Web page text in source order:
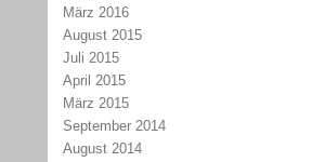
März 2016
August 2015
Juli 2015
April 2015
März 2015
September 2014
August 2014